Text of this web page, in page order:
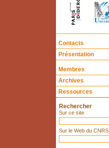
Contacts
Présentation
Membres
Archives
Ressources
Rechercher
Sur ce site
Sur le Web du CNRS